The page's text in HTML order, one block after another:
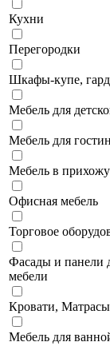
Кухни
Перегородки
Шкафы-купе,
Мебель для
Мебель для
Мебель в
Офисная мебель
Торговое
Фасады и панели
мебели
Кровати, Матрасы
Мебель для